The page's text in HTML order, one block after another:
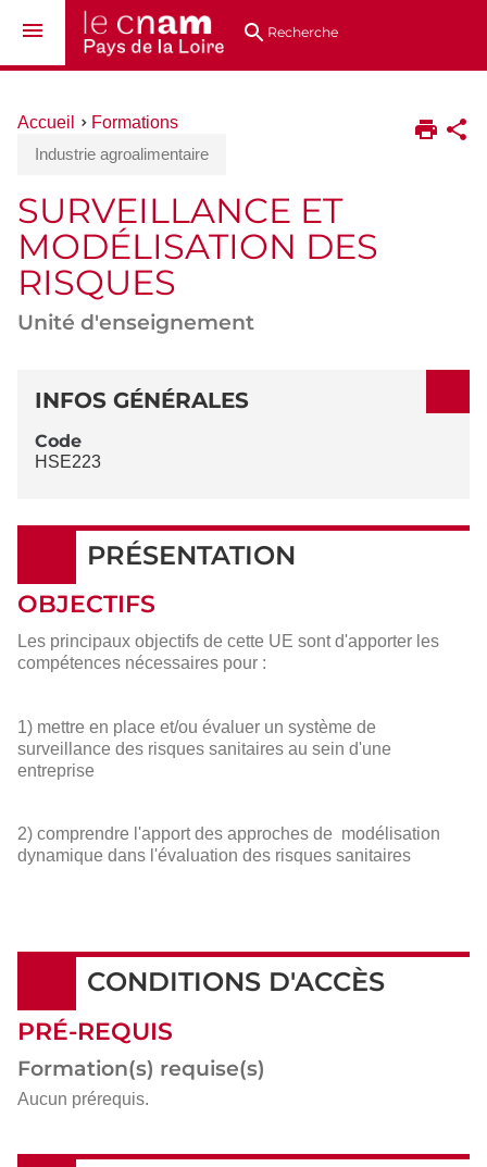
au
directsRecherche
Vous
ici :
Accueil
Formations
Industrie agroalimentaire
SURVEILLANCE ET
MODÉLISATION DES
RISQUES
Unité d'enseignement
DÉTAILS
INFOS GÉNÉRALES
Code
HSE223
PRÉSENTATION
OBJECTIFS
Les principaux objectifs de cette UE sont d'apporter les
compétences nécessaires pour :
1) mettre en place et/ou évaluer un système de
surveillance des risques sanitaires au sein d'une
entreprise
2) comprendre l'apport des approches de modélisation
dynamique dans l'évaluation des risques sanitaires
CONDITIONS D'ACCÈS
PRÉ-REQUIS
Formation(s) requise(s)
Aucun prérequis.